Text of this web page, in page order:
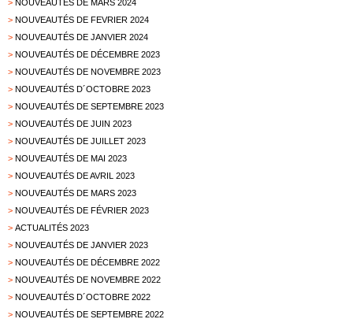
> NOUVEAUTÉS DE MARS 2024
> NOUVEAUTÉS DE FEVRIER 2024
> NOUVEAUTÉS DE JANVIER 2024
> NOUVEAUTÉS DE DÉCEMBRE 2023
> NOUVEAUTÉS DE NOVEMBRE 2023
> NOUVEAUTÉS D´OCTOBRE 2023
> NOUVEAUTÉS DE SEPTEMBRE 2023
> NOUVEAUTÉS DE JUIN 2023
> NOUVEAUTÉS DE JUILLET 2023
> NOUVEAUTÉS DE MAI 2023
> NOUVEAUTÉS DE AVRIL 2023
> NOUVEAUTÉS DE MARS 2023
> NOUVEAUTÉS DE FÉVRIER 2023
> ACTUALITÉS 2023
> NOUVEAUTÉS DE JANVIER 2023
> NOUVEAUTÉS DE DÉCEMBRE 2022
> NOUVEAUTÉS DE NOVEMBRE 2022
> NOUVEAUTÉS D´OCTOBRE 2022
> NOUVEAUTÉS DE SEPTEMBRE 2022